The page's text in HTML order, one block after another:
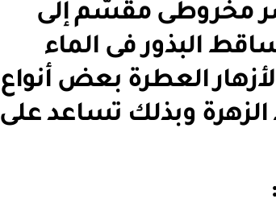
مخروطى مقسّم إلى
البذور فى الماء
العطرة بعض أنواع
وبذلك تساعد على